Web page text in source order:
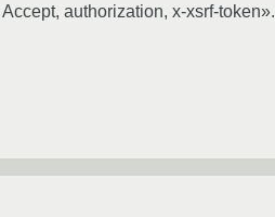
authorization, x-xsrf-token».